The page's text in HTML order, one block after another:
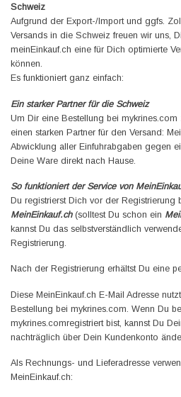
Schweiz
Aufgrund der Export-/Import und ggfs.
Versands in die Schweiz freuen wir uns,
meinEinkauf.ch eine für Dich optimierte
können.
Es funktioniert ganz einfach:
Ein starker Partner für die Schweiz
Um Dir eine Bestellung bei
einen starken Partner für den Versand:
Abwicklung aller Einfuhrabgaben gegen
Deine Ware direkt nach Hause.
So funktioniert der Service von
Du registrierst Dich vor der Registrierung
MeinEinkauf.ch(solltest Du schon ein
kannst Du das selbstverständlich
Registrierung.
Nach der Registrierung erhältst Du eine
Diese MeinEinkauf.ch E-Mail Adresse
Bestellung bei mykrines.com. Wenn Du
mykrines.comregistriert bist, kannst Du
nachträglich über Dein Kundenkonto
Als Rechnungs- und Lieferadresse
MeinEinkauf.ch: